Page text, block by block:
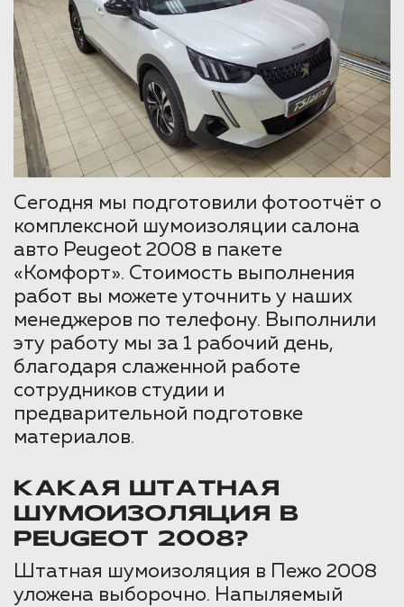
Сегодня мы подготовили фотоотчёт о
комплексной шумоизоляции салона
авто Peugeot 2008 в пакете
«Комфорт». Стоимость выполнения
работ вы можете уточнить у наших
менеджеров по телефону. Выполнили
эту работу мы за 1 рабочий день,
благодаря слаженной работе
сотрудников студии и
предварительной подготовке
материалов.
КАКАЯ ШТАТНАЯ
ШУМОИЗОЛЯЦИЯ В
PEUGEOT 2008?
Штатная шумоизоляция в Пежо 2008
уложена выборочно. Напыляемый